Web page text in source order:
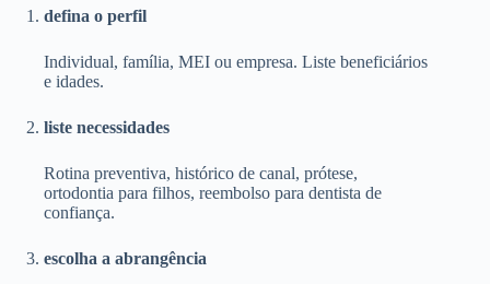
defina o perfil
Individual, família, MEI ou empresa. Liste beneficiários
e idades.
liste necessidades
Rotina preventiva, histórico de canal, prótese,
ortodontia para filhos, reembolso para dentista de
confiança.
escolha a abrangência